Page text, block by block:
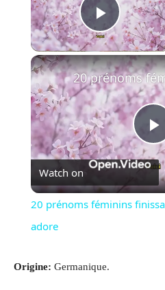
Play
Watch on
20 prénoms féminins
adore
Origine: Germanique.